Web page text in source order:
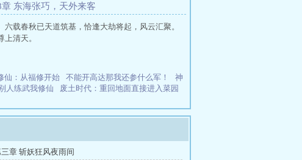
章 东海张巧，天外来客
载春秋已天道筑基，恰逢大劫将起，风云汇聚。
清天。
仙：从福修开始 不能开高达那我还参什么军！
神
人练武我修仙
废土时代：重回地面直接进入菜园
章 斩妖狂风夜雨间